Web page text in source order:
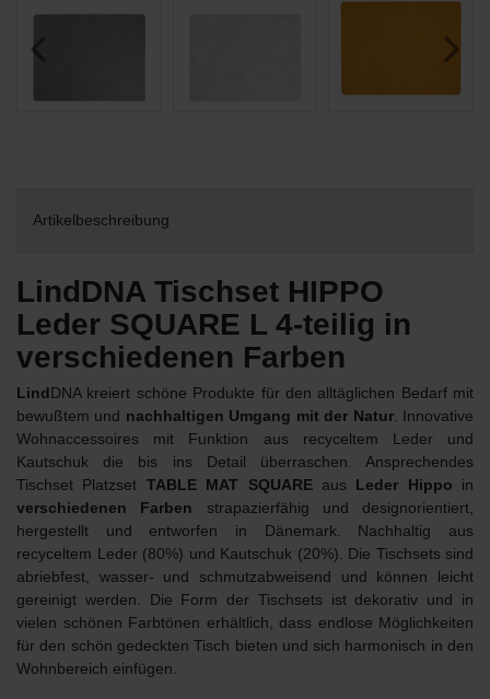
Artikelbeschreibung
LindDNA Tischset HIPPO
Leder SQUARE L 4-teilig in
verschiedenen Farben
LindDNA kreiert schöne Produkte für den alltäglichen Bedarf mit
bewußtem und nachhaltigen Umgang mit der Natur. Innovative
Wohnaccessoires mit Funktion aus recyceltem Leder und
Kautschuk die bis ins Detail überraschen. Ansprechendes
Tischset Platzset TABLE MAT SQUAREaus Leder Hippo in
verschiedenen Farben strapazierfähig und designorientiert,
hergestellt und entworfen in Dänemark. Nachhaltig aus
recyceltem Leder (80%) und Kautschuk (20%). Die Tischsets sind
abriebfest, wasser- und schmutzabweisend und können leicht
gereinigt werden. Die Form der Tischsets ist dekorativ und in
vielen schönen Farbtönen erhältlich, dass endlose Möglichkeiten
für den schön gedeckten Tisch bieten und sich harmonisch in den
Wohnbereich einfügen.